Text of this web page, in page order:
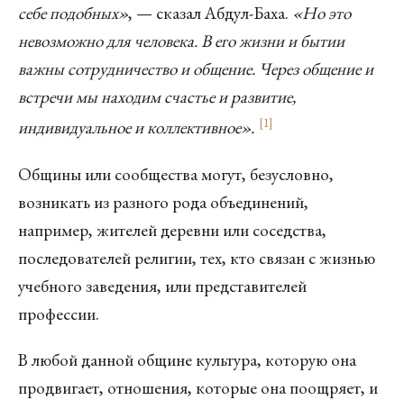
себе подобных», — сказал Абдул-Баха. «Но это
невозможно для человека. В его жизни и бытии
важны сотрудничество и общение. Через общение и
встречи мы находим счастье и развитие,
индивидуальное и коллективное». [1]
Общины или сообщества могут, безусловно,
возникать из разного рода объединений,
например, жителей деревни или соседства,
последователей религии, тех, кто связан с жизнью
учебного заведения, или представителей
профессии.
В любой данной общине культура, которую она
продвигает, отношения, которые она поощряет, и